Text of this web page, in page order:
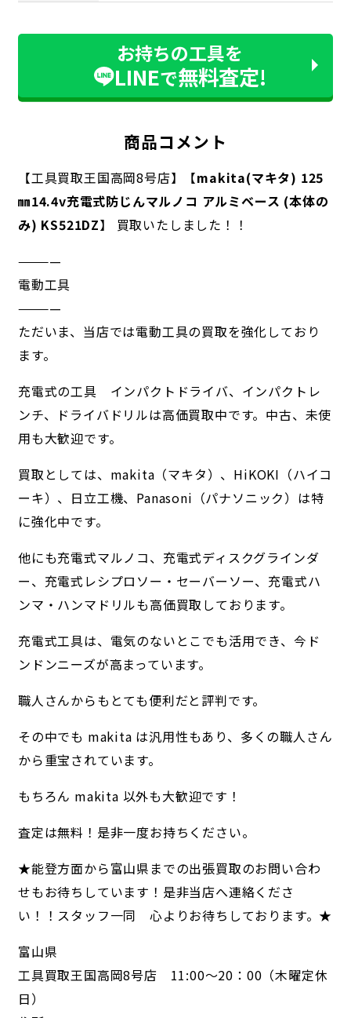
お持ちの工具を
LINEで無料査定!
商品コメント
【工具買取王国高岡8号店】【makita(マキタ) 125
㎜14.4v充電式防じんマルノコ アルミベース (本体の
み) KS521DZ】 買取いたしました！！
————
電動工具
————
ただいま、当店では電動工具の買取を強化しており
ます。
充電式の工具 インパクトドライバ、インパクトレ
ンチ、ドライバドリルは高価買取中です。中古、未使
用も大歓迎です。
買取としては、makita（マキタ）、HiKOKI（ハイコ
ーキ）、日立工機、Panasoni（パナソニック）は特
に強化中です。
他にも充電式マルノコ、充電式ディスクグラインダ
ー、充電式レシプロソー・セーバーソー、充電式ハ
ンマ・ハンマドリルも高価買取しております。
充電式工具は、電気のないとこでも活用でき、今ド
ンドンニーズが高まっています。
職人さんからもとても便利だと評判です。
その中でも makita は汎用性もあり、多くの職人さん
から重宝されています。
もちろん makita 以外も大歓迎です！
査定は無料！是非一度お持ちください。
★能登方面から富山県までの出張買取のお問い合わ
せもお待ちしています！是非当店へ連絡くださ
い！！スタッフ一同 心よりお待ちしております。★
富山県
工具買取王国高岡8号店 11:00～20：00（木曜定休
日）